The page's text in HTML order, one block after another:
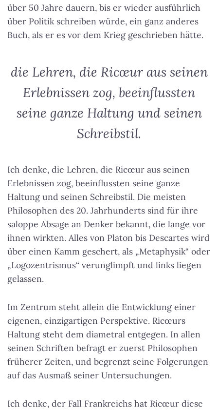
über 50 Jahre dauern, bis er wieder ausführlich
über Politik schreiben würde, ein ganz anderes
Buch, als er es vor dem Krieg geschrieben hätte.
die Lehren, die Ricœur aus seinen
Erlebnissen zog, beeinflussten
seine ganze Haltung und seinen
Schreibstil.
Ich denke, die Lehren, die Ricœur aus seinen
Erlebnissen zog, beeinflussten seine ganze
Haltung und seinen Schreibstil. Die meisten
Philosophen des 20. Jahrhunderts sind für ihre
saloppe Absage an Denker bekannt, die lange vor
ihnen wirkten. Alles von Platon bis Descartes wird
über einen Kamm geschert, als „Metaphysik“ oder
„Logozentrismus“ verunglimpft und links liegen
gelassen.
Im Zentrum steht allein die Entwicklung einer
eigenen, einzigartigen Perspektive. Ricœurs
Haltung steht dem diametral entgegen. In allen
seinen Schriften befragt er zuerst Philosophen
früherer Zeiten, und begrenzt seine Folgerungen
auf das Ausmaß seiner Untersuchungen.
Ich denke, der Fall Frankreichs hat Ricœur diese